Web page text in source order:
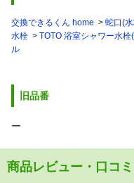
交換できるくん home 蛇口(
水栓
TOTO 浴室シャワー水
ル
旧品番
ー
商品レビュー・口コミ